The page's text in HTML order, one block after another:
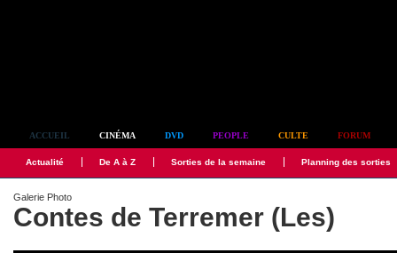
ACCUEIL CINÉMA DVD PEOPLE CULTE FORUM
Actualité De A à Z Sorties de la semaine Planning des sorties
Galerie Photo
Contes de Terremer (Les)